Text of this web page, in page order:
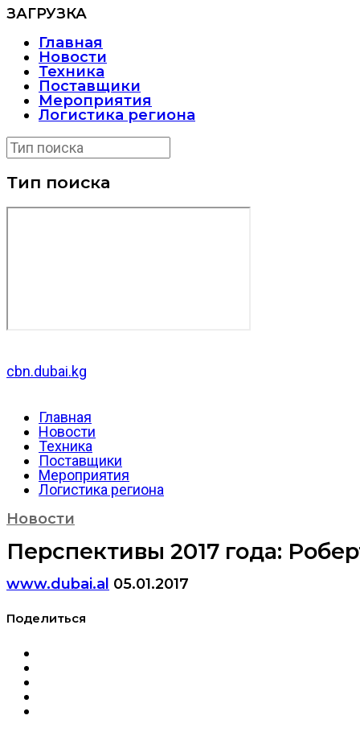
ЗАГРУЗКА
Главная
Новости
Техника
Поставщики
Мероприятия
Логистика региона
Тип поиска
cbn.dubai.kg
Главная
Новости
Техника
Поставщики
Мероприятия
Логистика региона
Новости
Перспективы 2017 года:
www.dubai.al 05.01.2017
Поделиться